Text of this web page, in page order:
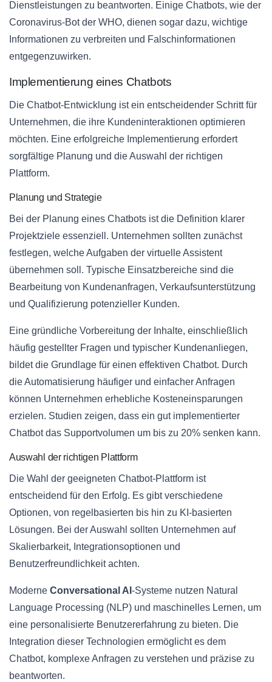
Dienstleistungen zu beantworten. Einige Chatbots, wie der
Coronavirus-Bot der WHO, dienen sogar dazu, wichtige
Informationen zu verbreiten und Falschinformationen
entgegenzuwirken.
Implementierung eines Chatbots
Die Chatbot-Entwicklung ist ein entscheidender Schritt für
Unternehmen, die ihre Kundeninteraktionen optimieren
möchten. Eine erfolgreiche Implementierung erfordert
sorgfältige Planung und die Auswahl der richtigen
Plattform.
Planung und Strategie
Bei der Planung eines Chatbots ist die Definition klarer
Projektziele essenziell. Unternehmen sollten zunächst
festlegen, welche Aufgaben der virtuelle Assistent
übernehmen soll. Typische Einsatzbereiche sind die
Bearbeitung von Kundenanfragen, Verkaufsunterstützung
und Qualifizierung potenzieller Kunden.
Eine gründliche Vorbereitung der Inhalte, einschließlich
häufig gestellter Fragen und typischer Kundenanliegen,
bildet die Grundlage für einen effektiven Chatbot. Durch
die Automatisierung häufiger und einfacher Anfragen
können Unternehmen erhebliche Kosteneinsparungen
erzielen. Studien zeigen, dass ein gut implementierter
Chatbot das Supportvolumen um bis zu 20% senken kann.
Auswahl der richtigen Plattform
Die Wahl der geeigneten Chatbot-Plattform ist
entscheidend für den Erfolg. Es gibt verschiedene
Optionen, von regelbasierten bis hin zu KI-basierten
Lösungen. Bei der Auswahl sollten Unternehmen auf
Skalierbarkeit, Integrationsoptionen und
Benutzerfreundlichkeit achten.
Moderne Conversational AI -Systeme nutzen Natural
Language Processing (NLP) und maschinelles Lernen, um
eine personalisierte Benutzererfahrung zu bieten. Die
Integration dieser Technologien ermöglicht es dem
Chatbot, komplexe Anfragen zu verstehen und präzise zu
beantworten.